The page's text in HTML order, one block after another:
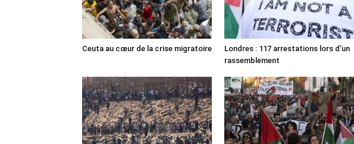
Ceuta au cœur de la crise migratoire
Londres : 117 arrestations lors d’un
rassemblement